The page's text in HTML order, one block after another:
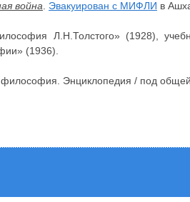
война Эвакуирован с МИФЛИ в
Л.Н.Толстого» (1928),
(1936).
философия. Энциклопедия / под